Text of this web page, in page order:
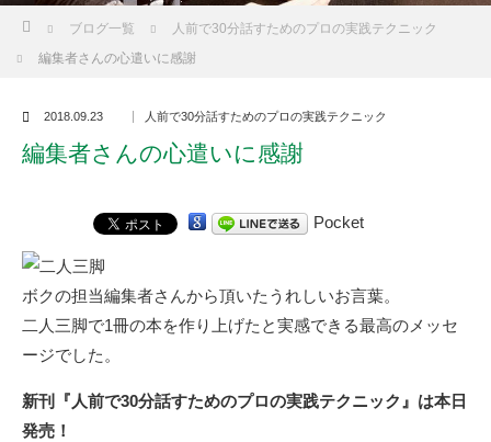
ブログ一覧
人前で30分話すためのプロの実践テクニック
編集者さんの心遣いに感謝
2018.09.23 人前で30分話すためのプロの実践テクニック
編集者さんの心遣いに感謝
Pocket
ボクの担当編集者さんから頂いたうれしいお言葉。
二人三脚で1冊の本を作り上げたと実感できる最高のメッセ
ージでした。
新刊『人前で30分話すためのプロの実践テクニック』は本日
発売！